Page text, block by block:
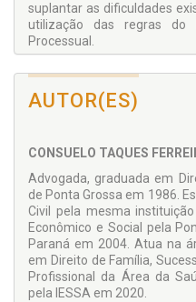
suplantar as dificuldades
utilização das regras do
Processual.
AUTOR(ES)
CONSUELO TAQUES
Advogada, graduada em
de Ponta Grossa em 1986.
Civil pela mesma
Econômico e Social pela
Paraná em 2004. Atua na
em Direito de Família,
Profissional da Área da
pela IESSA em 2020.